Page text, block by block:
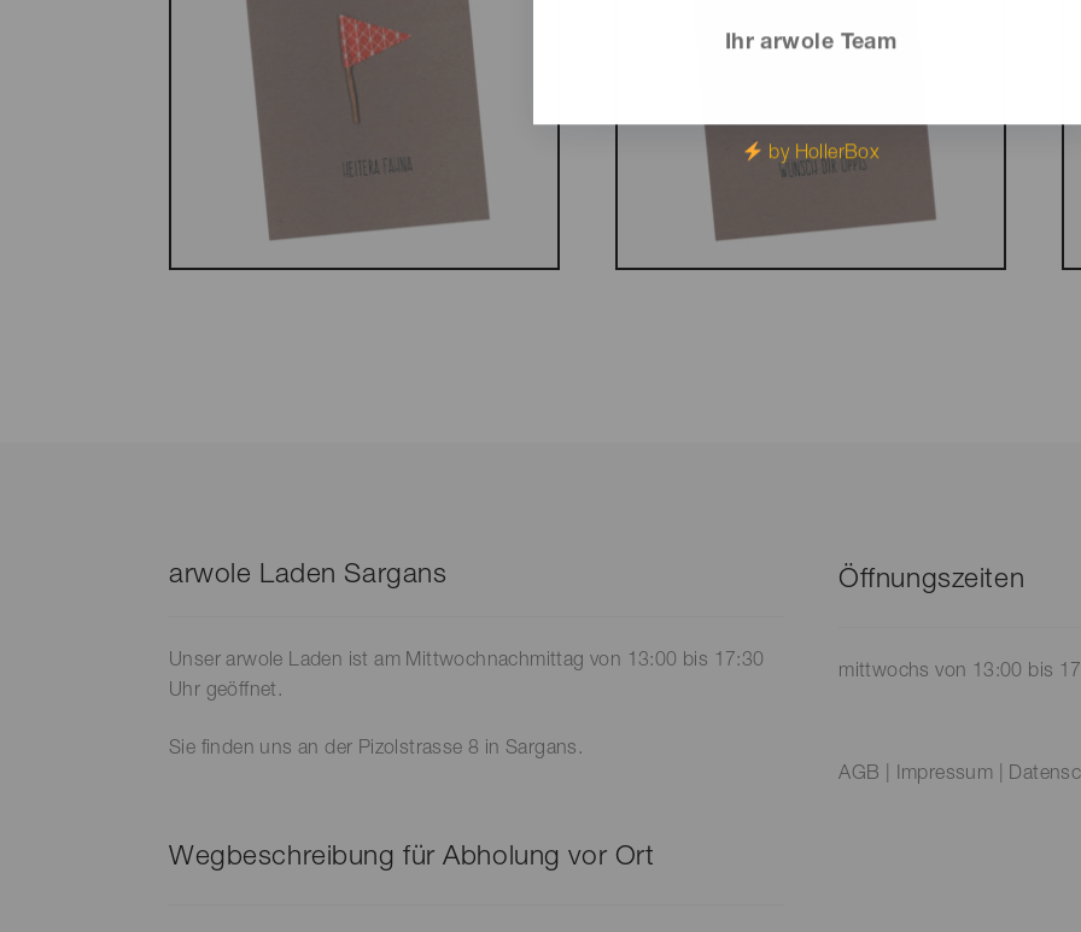
arwole Laden Sargans
Unser arwole Laden ist am Mittwochnachmittag von 13:00 bis 17:30
Uhr geöffnet.
Sie finden uns an der Pizolstrasse 8 in Sargans.
Wegbeschreibung für Abholung vor Ort
Öffnungszeiten
mittwochs von 13:00 bis
AGB Impressum
Ihr arwole Team
by HollerBox